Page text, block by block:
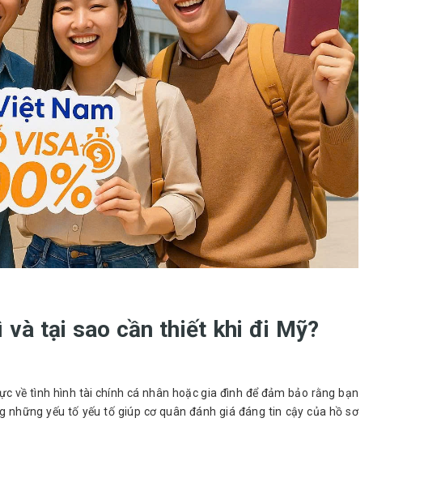
tại sao cần thiết khi đi Mỹ?
về tình hình tài chính cá nhân hoặc gia đình để đảm bảo rằng bạn
yếu tố yếu tố giúp cơ quân đánh giá đáng tin cậy của hồ sơ